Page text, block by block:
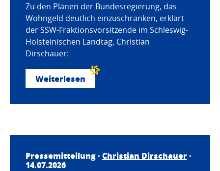
Zu den Plänen der Bundesregierung, das
Wohngeld deutlich einzuschränken, erklärt
der SSW-Fraktionsvorsitzende im Schleswig-
Holsteinischen Landtag, Christian
Dirschauer:
Weiterlesen
Pressemitteilung · Christian Dirschauer·
14.07.2026